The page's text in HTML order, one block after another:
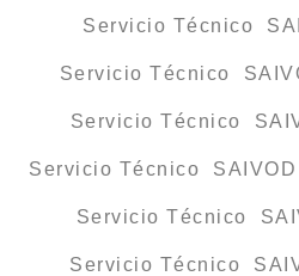
Servicio Técnico
Servicio Técnico
Servicio Técnico
Servicio Técnico
Servicio Técnico
Servicio Técnico